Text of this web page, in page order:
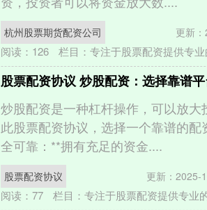
杭州股票期货配资公司 更新
阅读： 126 栏目： 专注于股票配资提供专
股票配资协议 炒股配资：选择靠谱
炒股配资是一种杠杆操作，可以放
此股票配资协议，选择一个靠谱的
全可靠：**拥有充足的资金....
股票配资协议 更新：2025-
阅读： 77 栏目： 专注于股票配资提供专业